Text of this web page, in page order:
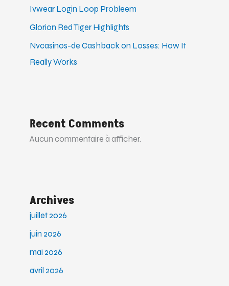
Ivwear Login Loop Probleem
Glorion Red Tiger Highlights
Nvcasinos-de Cashback on Losses: How It
Really Works
Recent Comments
Aucun commentaire à afficher.
Archives
juillet 2026
juin 2026
mai 2026
avril 2026